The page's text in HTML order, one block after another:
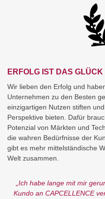
ERFOLG IST DAS
Wir lieben den Erfolg und
Unternehmen zu den Besten
einzigartigen Nutzen stiften
Perspektive bieten. Dafür
Potenzial von Märkten und
die wahren Bedürfnisse der
gibt es mehr mittelständische
Welt zusammen.
„Ich habe lange mit mir
Kundo an CAPCELLENCE